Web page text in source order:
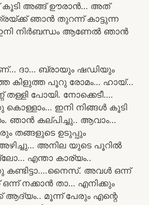
കൂടി അങ്ങ് ഊരാൻ… അത്
ഞാൻ തുറന്ന് കാട്ടുന്ന
നിർബന്ധം ആണേൽ ഞാൻ
ദാ… ബ്രായും ഷഡിയും
കിളുത്ത പൂറു രോമം… ഹായ്…
പോയി. നോക്കെടീ….
കൊള്ളാം… ഇനി നിങ്ങൾ കൂടി
ഞാൻ കല്പിച്ചു.. ആവാം…
തങ്ങളുടെ ഉടുപ്പും
അനില യുടെ പൂറിൽ
എന്താ കാര്യം..
കണ്ടിട്ടാ….നൈസ്. അവൾ ഒന്ന്
നക്കാൻ താ… എനിക്കും
ആദ്യം.. മൂന്ന് പേരും എന്റെ